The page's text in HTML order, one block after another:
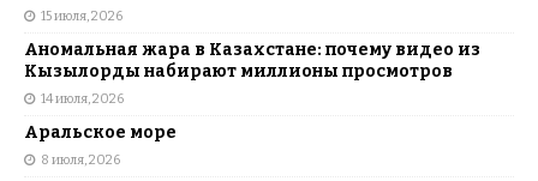
15 июля, 2026
Аномальная жара в Казахстане: почему видео из
Кызылорды набирают миллионы просмотров
14 июля, 2026
Аральское море
8 июля, 2026